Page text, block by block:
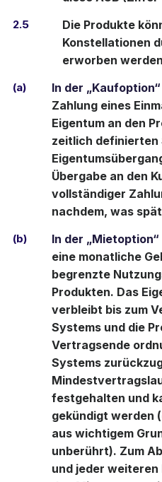
2.5
Die Produkte
Konstellationen
erworben
(a) In der „Kaufoption“
Zahlung eines
Eigentum an den
zeitlich definierten
Übergabe an den
vollständiger
nachdem, was
(b) In der „Mietoption“
eine monatliche
begrenzte
Produkten. Das
verbleibt bis zum
Systems und die
Vertragsende
Systems
festgehalten und
gekündigt werden
aus wichtigem
unberührt). Zum
und jeder weiteren